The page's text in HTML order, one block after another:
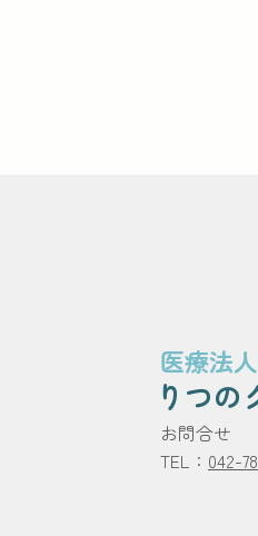
医療法
りつの
​お問合せ
TEL： 042-